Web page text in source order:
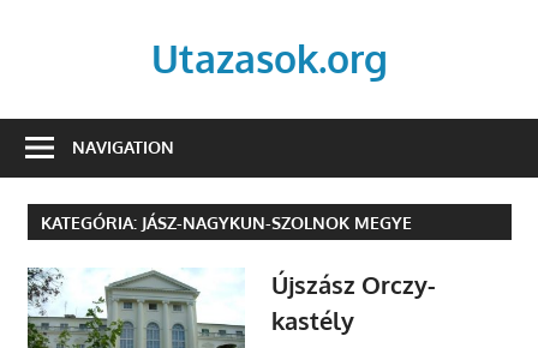
Utazasok.org
NAVIGATION
KATEGÓRIA: JÁSZ-NAGYKUN-SZOLNOK MEGYE
Újszász Orczy-
kastély